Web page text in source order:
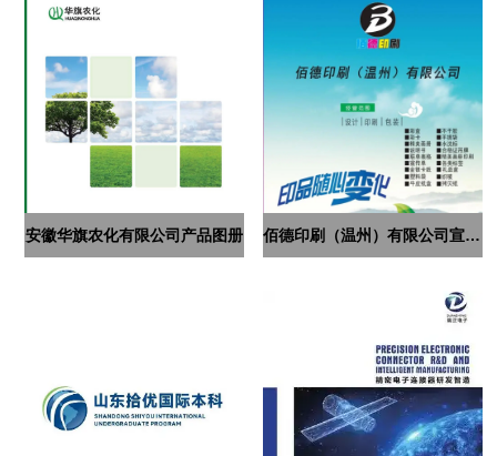
安徽华旗农化有限公司产品图册 佰德印刷（温州）有限公司宣传册